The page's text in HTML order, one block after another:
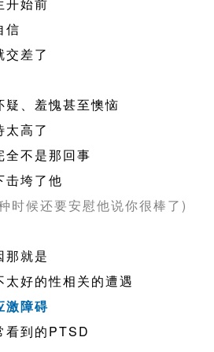
始前
差了
、羞愧甚至懊恼
高了
不是那回事
击垮了他
时候还要安慰他说你很棒了)
就是
好的性相关的遭遇
激障碍
到的PTSD